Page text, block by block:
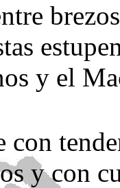
y el
con
y con